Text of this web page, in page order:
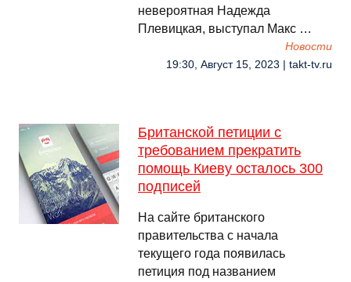
невероятная Надежда
Плевицкая, выступал Макс …
Новости
19:30, Август 15, 2023 | takt-tv.ru
Британской петиции с
требованием прекратить
помощь Киеву осталось 300
подписей
На сайте британского
правительства с начала
текущего года появилась
петиция под названием